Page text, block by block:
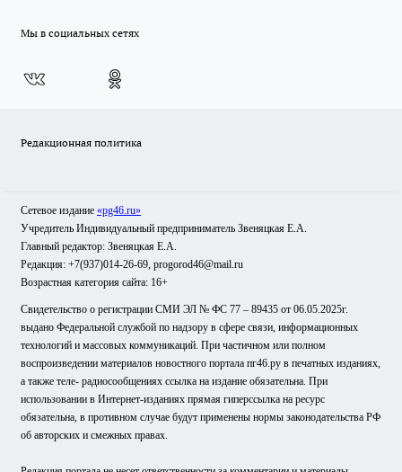
Мы в социальных сетях
Редакционная политика
Сетевое издание «pg46.ru»
Учредитель Индивидуальный предприниматель Звеняцкая Е.А.
Главный редактор: Звеняцкая Е.А.
Редакция: +7(937)014-26-69, progorod46@mail.ru
Возрастная категория сайта: 16+
Свидетельство о регистрации СМИ ЭЛ № ФС 77 – 89435 от 06.05.2025г.
выдано Федеральной службой по надзору в сфере связи, информационных
технологий и массовых коммуникаций. При частичном или полном
воспроизведении материалов новостного портала пг46.ру в печатных изданиях,
а также теле- радиосообщениях ссылка на издание обязательна. При
использовании в Интернет-изданиях прямая гиперссылка на ресурс
обязательна, в противном случае будут применены нормы законодательства РФ
об авторских и смежных правах.